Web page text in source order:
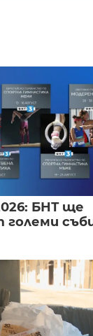
БНТ ще
големи